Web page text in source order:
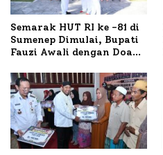
Semarak HUT RI ke -81 di
Sumenep Dimulai, Bupati
Fauzi Awali dengan Doa
Terbakar